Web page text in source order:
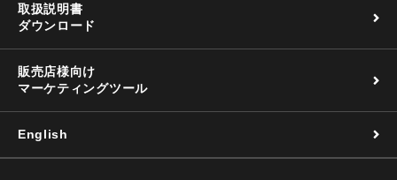
取扱説明書
ダウンロード
販売店様向け
マーケティングツール
English